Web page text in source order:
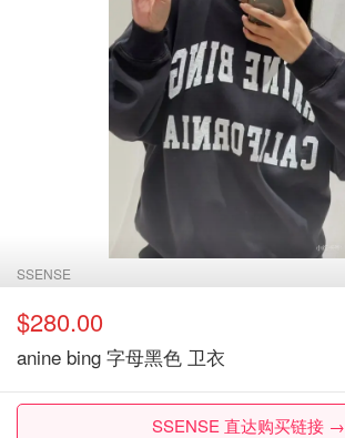
SSENSE
$280.00
anine bing 字母黑色 卫衣
SSENSE 直达购买链接 →